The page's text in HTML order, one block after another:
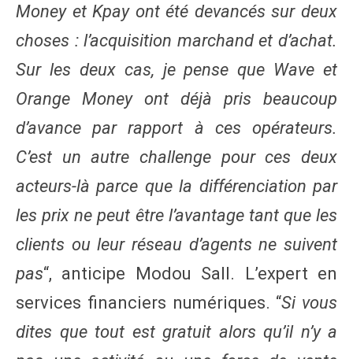
Money et Kpay ont été devancés sur deux
choses : l’acquisition marchand et d’achat.
Sur les deux cas, je pense que Wave et
Orange Money ont déjà pris beaucoup
d’avance par rapport à ces opérateurs.
C’est un autre challenge pour ces deux
acteurs-là parce que la différenciation par
les prix ne peut être l’avantage tant que les
clients ou leur réseau d’agents ne suivent
pas“, anticipe Modou Sall. L’expert en
services financiers numériques. “Si vous
dites que tout est gratuit alors qu’il n’y a